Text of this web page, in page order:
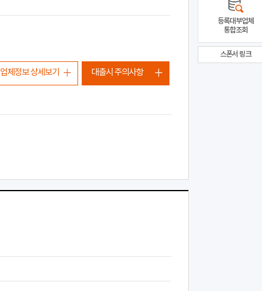
업체정보 상세보기 대출시 주의사항
등록대부업체
통합조회
스폰서 링크